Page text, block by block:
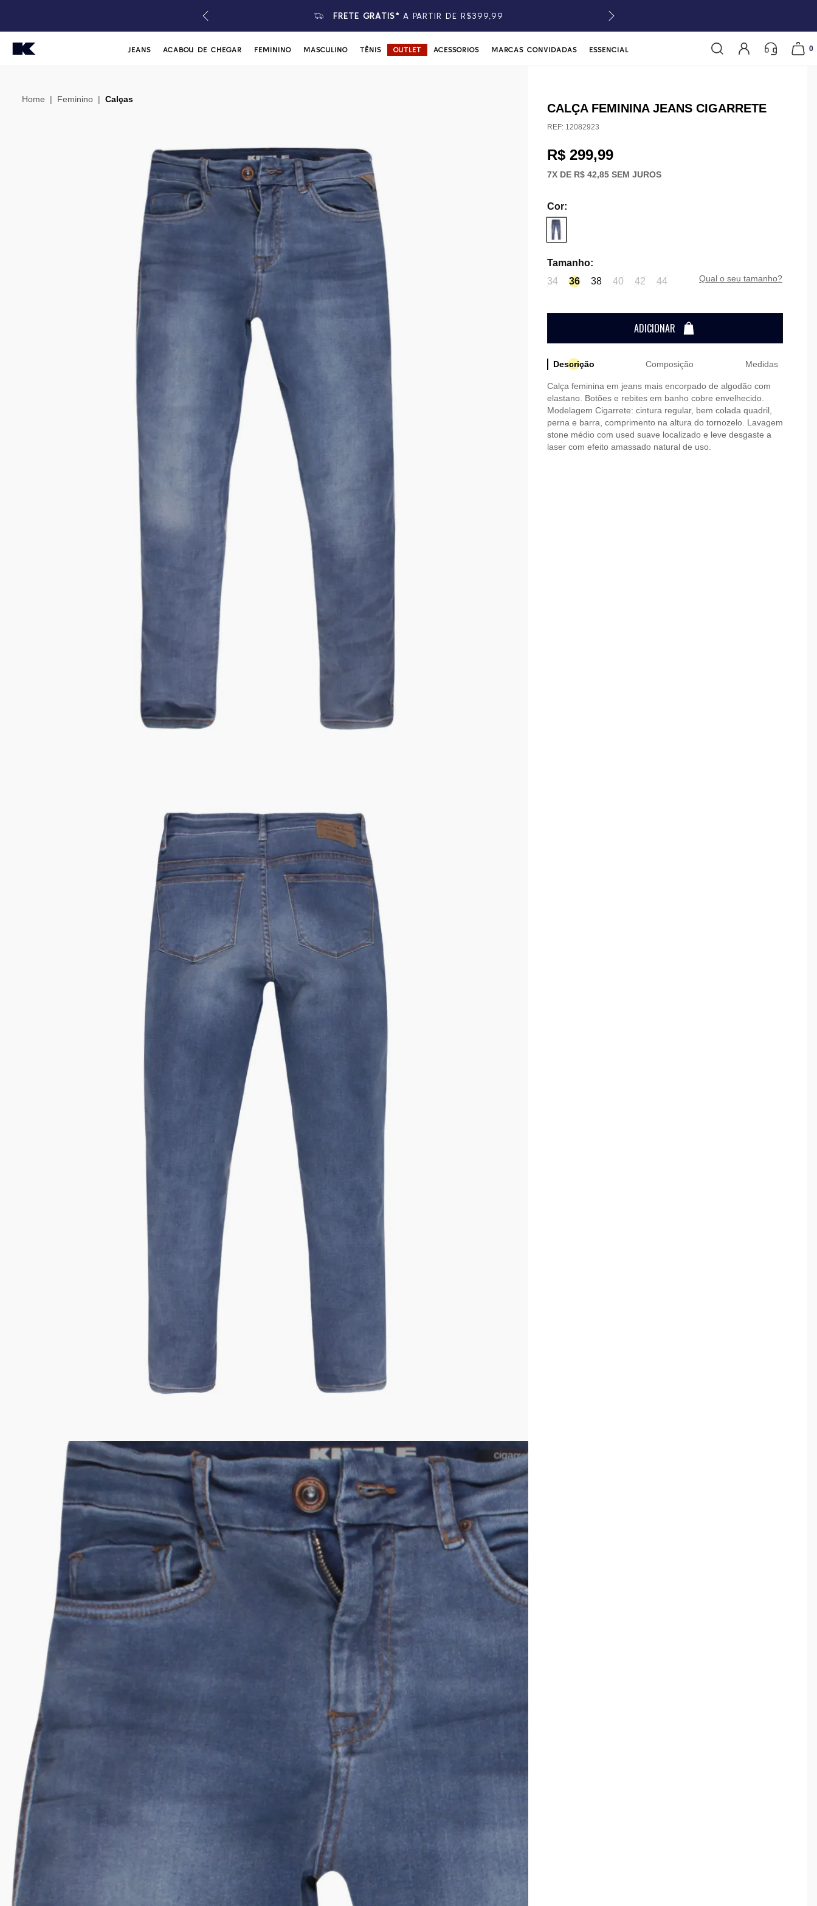
FRETE GRÁTIS* A PARTIR DE R$399,99
JEANS ACABOU DE CHEGAR FEMININO MASCULINO TÊNIS OUTLET ACESSÓRIOS MARCAS CONVIDADAS ESSENCIAL 0
Home | Feminino | Calças
CALÇA FEMININA JEANS CIGARRETE
REF: 12082923
R$ 299,99
7X DE R$ 42,85SEM JUROS
Cor:
Tamanho:
34
36 38 40 42 44 qual o seu tamanho?
ADICIONAR
Descrição Composição Medidas
Calça feminina em jeans mais encorpado de algodão com
elastano. Botões e rebites em banho cobre envelhecido.
Modelagem Cigarrete: cintura regular, bem colada quadril,
perna e barra, comprimento na altura do tornozelo. Lavagem
stone médio com used suave localizado e leve desgaste a
laser com efeito amassado natural de uso.